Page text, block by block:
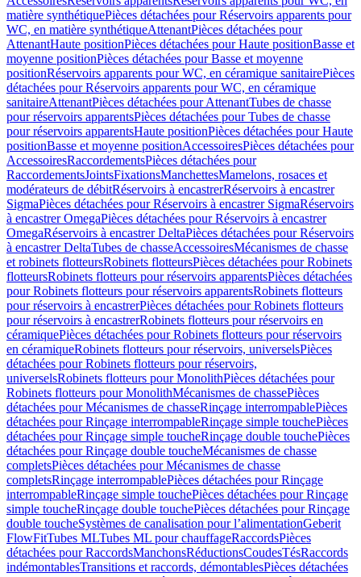
matière synthétiquePièces détachées pour Réservoirs apparents pour
WC, en matière synthétiqueAttenantPièces détachées pour
AttenantHaute positionPièces détachées pour Haute positionBasse et
moyenne positionPièces détachées pour Basse et moyenne
positionRéservoirs apparents pour WC, en céramique sanitairePièces
détachées pour Réservoirs apparents pour WC, en céramique
sanitaireAttenantPièces détachées pour AttenantTubes de chasse
pour réservoirs apparentsPièces détachées pour Tubes de chasse
pour réservoirs apparentsHaute positionPièces détachées pour Haute
positionBasse et moyenne positionAccessoiresPièces détachées pour
AccessoiresRaccordementsPièces détachées pour
RaccordementsJointsFixationsManchettesMamelons, rosaces et
modérateurs de débitRéservoirs à encastrerRéservoirs à encastrer
SigmaPièces détachées pour Réservoirs à encastrer SigmaRéservoirs
à encastrer OmegaPièces détachées pour Réservoirs à encastrer
OmegaRéservoirs à encastrer DeltaPièces détachées pour Réservoirs
à encastrer DeltaTubes de chasseAccessoiresMécanismes de chasse
et robinets flotteursRobinets flotteursPièces détachées pour Robinets
flotteursRobinets flotteurs pour réservoirs apparentsPièces détachées
pour Robinets flotteurs pour réservoirs apparentsRobinets flotteurs
pour réservoirs à encastrerPièces détachées pour Robinets flotteurs
pour réservoirs à encastrerRobinets flotteurs pour réservoirs en
céramiquePièces détachées pour Robinets flotteurs pour réservoirs
en céramiqueRobinets flotteurs pour réservoirs, universelsPièces
détachées pour Robinets flotteurs pour réservoirs,
universelsRobinets flotteurs pour MonolithPièces détachées pour
Robinets flotteurs pour MonolithMécanismes de chassePièces
détachées pour Mécanismes de chasseRinçage interrompablePièces
détachées pour Rinçage interrompableRinçage simple touchePièces
détachées pour Rinçage simple toucheRinçage double touchePièces
détachées pour Rinçage double toucheMécanismes de chasse
completsPièces détachées pour Mécanismes de chasse
completsRinçage interrompablePièces détachées pour Rinçage
interrompableRinçage simple touchePièces détachées pour Rinçage
simple toucheRinçage double touchePièces détachées pour Rinçage
double toucheSystèmes de canalisation pour l’alimentationGeberit
FlowFitTubes MLTubes ML pour chauffageRaccordsPièces
détachées pour RaccordsManchonsRéductionsCoudesTésRaccords
indémontablesTransitions et raccords, démontablesPièces détachées